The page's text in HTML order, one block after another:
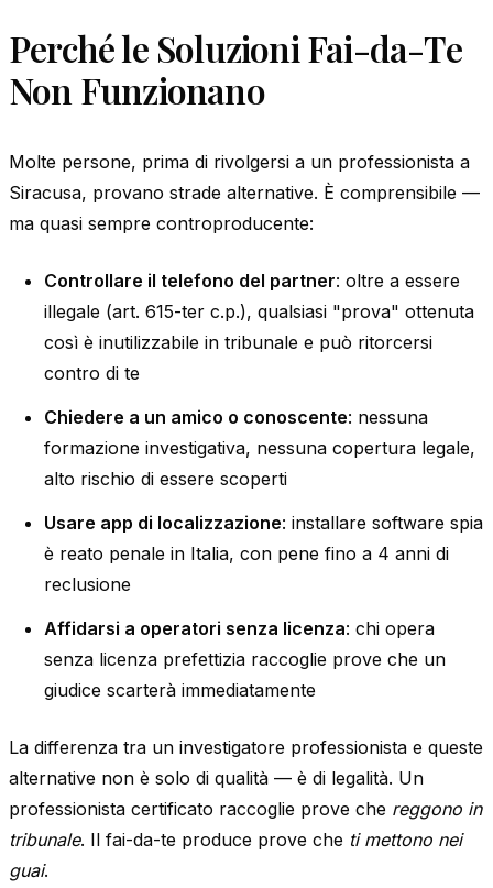
Perché le Soluzioni Fai-da-Te
Non Funzionano
Molte persone, prima di rivolgersi a un professionista a
Siracusa, provano strade alternative. È comprensibile —
ma quasi sempre controproducente:
Controllare il telefono del partner: oltre a essere
illegale (art. 615-ter c.p.), qualsiasi "prova" ottenuta
così è inutilizzabile in tribunale e può ritorcersi
contro di te
Chiedere a un amico o conoscente: nessuna
formazione investigativa, nessuna copertura legale,
alto rischio di essere scoperti
Usare app di localizzazione: installare software spia
è reato penale in Italia, con pene fino a 4 anni di
reclusione
Affidarsi a operatori senza licenza: chi opera
senza licenza prefettizia raccoglie prove che un
giudice scarterà immediatamente
La differenza tra un investigatore professionista e queste
alternative non è solo di qualità — è di legalità. Un
professionista certificato raccoglie prove che reggono in
tribunale. Il fai-da-te produce prove che ti mettono nei
guai.